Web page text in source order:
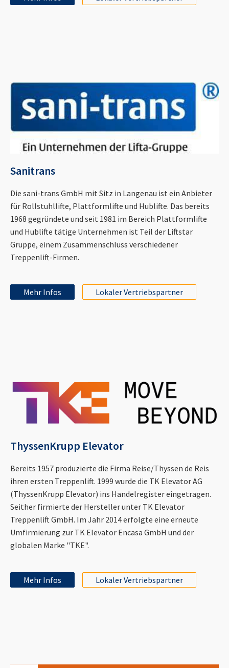
Sanitrans
Die sani-trans GmbH mit Sitz in Langenau ist ein Anbieter
für Rollstuhllifte, Plattformlifte und Hublifte. Das bereits
1968 gegründete und seit 1981 im Bereich Plattformlifte
und Hublifte tätige Unternehmen ist Teil der Liftstar
Gruppe, einem Zusammenschluss verschiedener
Treppenlift-Firmen.
Mehr Infos Lokaler Vertriebspartner
ThyssenKrupp Elevator
Bereits 1957 produzierte die Firma Reise/Thyssen de Reis
ihren ersten Treppenlift. 1999 wurde die TK Elevator AG
(ThyssenKrupp Elevator) ins Handelregister eingetragen.
Seither firmierte der Hersteller unter TK Elevator
Treppenlift GmbH. Im Jahr 2014 erfolgte eine erneute
Umfirmierung zur TK Elevator Encasa GmbH und der
globalen Marke "TKE".
Mehr Infos Lokaler Vertriebspartner